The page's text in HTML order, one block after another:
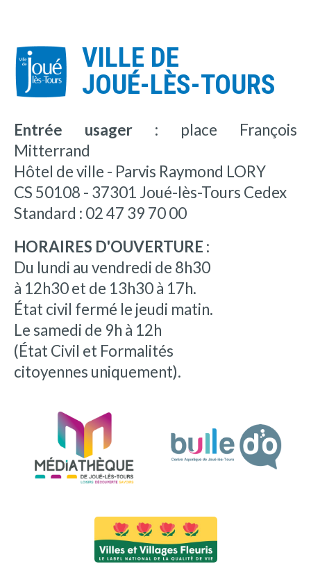
VILLE DE
JOUÉ-LÈS-TOURS
Entrée usager : place François
Mitterrand
Hôtel de ville - Parvis Raymond LORY
CS 50108 - 37301 Joué-lès-Tours Cedex
Standard : 02 47 39 70 00
HORAIRES D'OUVERTURE :
Du lundi au vendredi de 8h30
à 12h30 et de 13h30 à 17h.
État civil fermé le jeudi matin.
Le samedi de 9h à 12h
(État Civil et Formalités
citoyennes uniquement).